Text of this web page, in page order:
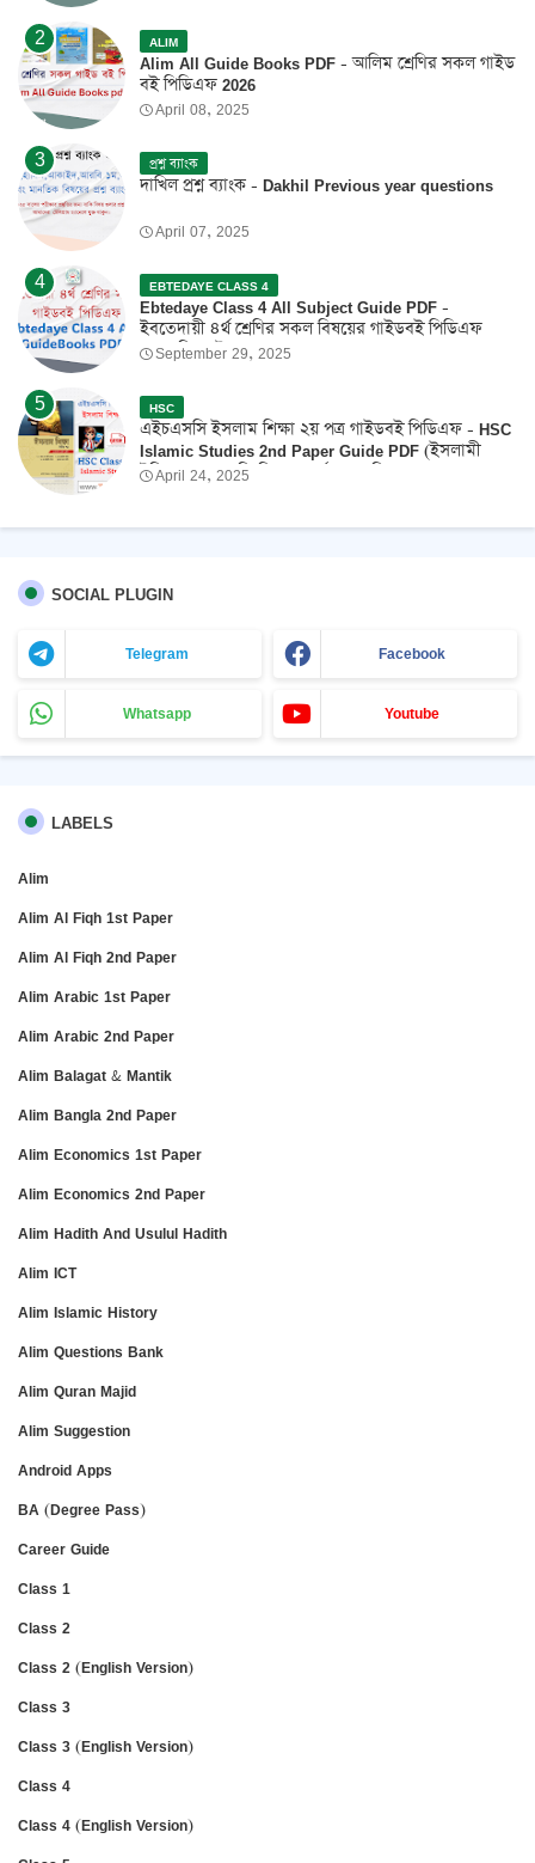
ALIM
Alim All Guide Books PDF - আলিম শ্রেণির সকল গাইড
বই পিডিএফ 2026
April 08, 2025
প্রশ্ন ব্যাংক
দাখিল প্রশ্ন ব্যাংক - Dakhil Previous year questions
April 07, 2025
EBTEDAYE CLASS 4
Ebtedaye Class 4 All Subject Guide PDF -
ইবতেদায়ী ৪র্থ শ্রেণির সকল বিষয়ের গাইডবই পিডিএফ
2026 ফ্রি ডাউনলোড
September 29, 2025
HSC
এইচএসসি ইসলাম শিক্ষা ২য় পত্র গাইডবই পিডিএফ - HSC
Islamic Studies 2nd Paper Guide PDF (ইসলামী
ইতিহাস ও সংস্কৃতি বিষয়ক পূর্ণাঙ্গ সহায়িকা) 2026
April 24, 2025
SOCIAL PLUGIN
Telegram Facebook
Whatsapp Youtube
LABELS
Alim
Alim Al Fiqh 1st Paper
Alim Al Fiqh 2nd Paper
Alim Arabic 1st Paper
Alim Arabic 2nd Paper
Alim Balagat & Mantik
Alim Bangla 2nd Paper
Alim Economics 1st Paper
Alim Economics 2nd Paper
Alim Hadith And Usulul Hadith
Alim ICT
Alim Islamic History
Alim Questions Bank
Alim Quran Majid
Alim Suggestion
Android Apps
BA (Degree Pass)
Career Guide
Class 1
Class 2
Class 2 (English Version)
Class 3
Class 3 (English Version)
Class 4
Class 4 (English Version)